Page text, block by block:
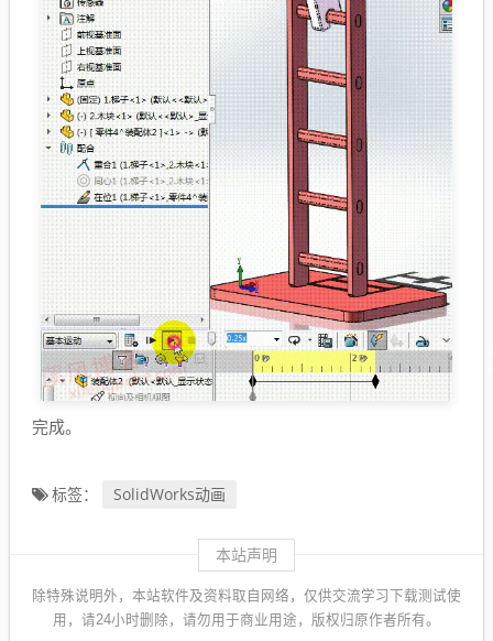
完成。
标签： SolidWorks动画
本站声明
除特殊说明外，本站软件及资料取自网络，仅供交流学习下载测试使
用，请24小时删除，请勿用于商业用途，版权归原作者所有。